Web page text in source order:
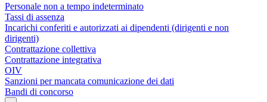
Personale non a tempo indeterminato
Tassi di assenza
Incarichi conferiti e autorizzati ai dipendenti (dirigenti e non
dirigenti)
Contrattazione collettiva
Contrattazione integrativa
OIV
Sanzioni per mancata comunicazione dei dati
Bandi di concorso